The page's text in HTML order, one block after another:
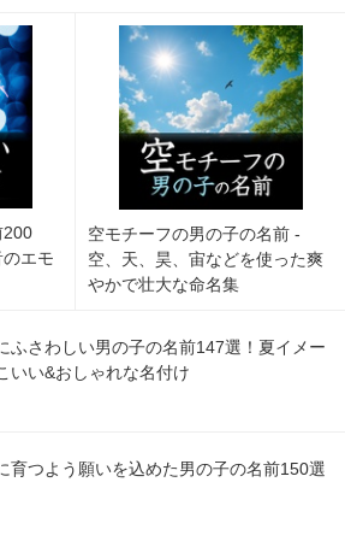
200
エモ
空モチーフの男の子の名前 -
空、天、昊、宙などを使った爽
やかで壮大な命名集
ふさわしい男の子の名前147選！夏イメー
いい&おしゃれな名付け
育つよう願いを込めた男の子の名前150選